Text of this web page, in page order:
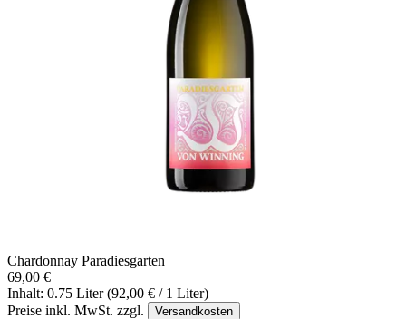
Chardonnay Paradiesgarten
69,00 €
Inhalt: 0.75 Liter (92,00 € / 1 Liter)
Preise inkl. MwSt. zzgl.
Versandkosten